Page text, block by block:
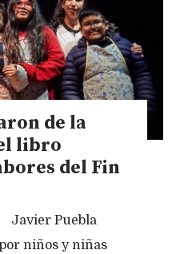
de la
libro
del Fin
Javier Puebla
niños y niñas